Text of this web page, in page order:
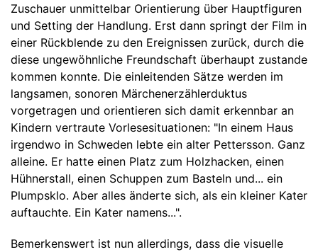
Zuschauer unmittelbar Orientierung über Hauptfiguren
und Setting der Handlung. Erst dann springt der Film in
einer Rückblende zu den Ereignissen zurück, durch die
diese ungewöhnliche Freundschaft überhaupt zustande
kommen konnte. Die einleitenden Sätze werden im
langsamen, sonoren Märchenerzählerduktus
vorgetragen und orientieren sich damit erkennbar an
Kindern vertraute Vorlesesituationen: "In einem Haus
irgendwo in Schweden lebte ein alter Pettersson. Ganz
alleine. Er hatte einen Platz zum Holzhacken, einen
Hühnerstall, einen Schuppen zum Basteln und... ein
Plumpsklo. Aber alles änderte sich, als ein kleiner Kater
auftauchte. Ein Kater namens...".
Bemerkenswert ist nun allerdings, dass die visuelle